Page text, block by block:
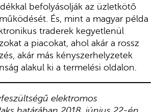
befolyásolják az üzletkötő
És, mint a magyar példa
traderek kegyetlenül
a piacokat, ahol akár a rossz
akár más kényszerhelyzetek
alakul ki a termelési oldalon.
elektromos